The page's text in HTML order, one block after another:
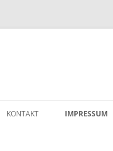
KONTAKT IMPRESSUM